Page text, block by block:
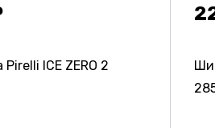
ICE ZERO 2